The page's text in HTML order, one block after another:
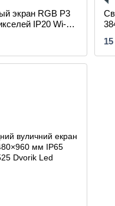
экран RGB Р3
IP20 Wi-Fi
и